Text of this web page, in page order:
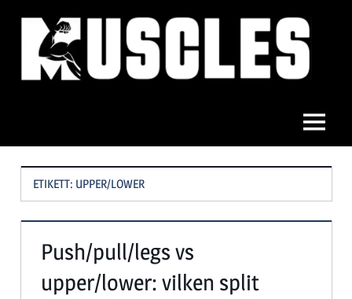
innehållMuscles
Meny
ETIKETT: UPPER/LOWER
Push/pull/legs vs
upper/lower: vilken split